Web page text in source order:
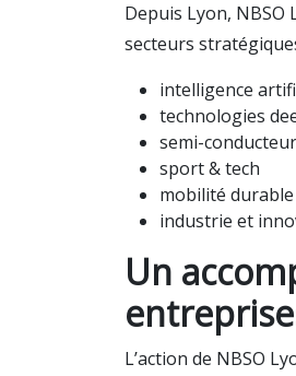
Depuis Lyon,
secteurs
intelligence
technologies
semi-
sport & tech
mobilité durable
industrie et
Un
L’action de NBSO